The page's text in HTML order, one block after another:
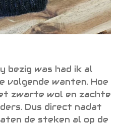
bezig was had ik al
volgende wanten. Hoe
zwarte wol en zachte
Dus direct nadat
de steken al op de